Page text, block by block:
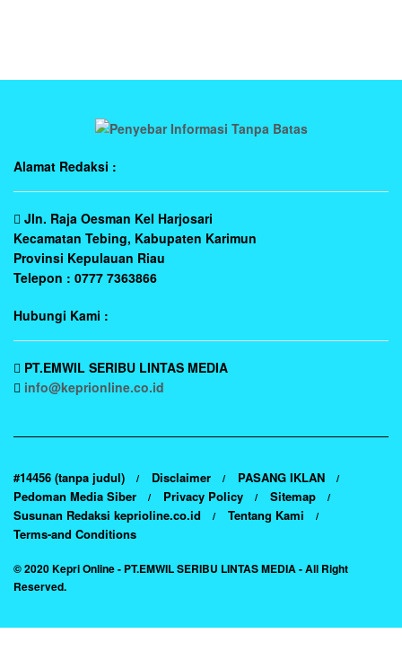
Alamat Redaksi :
Jln. Raja Oesman Kel Harjosari
Kecamatan Tebing, Kabupaten Karimun
Provinsi Kepulauan Riau
Telepon : 0777 7363866
Hubungi Kami :
PT.EMWIL SERIBU LINTAS MEDIA
info@keprionline.co.id
#14456 (tanpa judul) Disclaimer
PASANG IKLAN
Pedoman Media Siber
Privacy Policy
Sitemap
Susunan Redaksi keprioline.co.id
Tentang Kami
Terms-and Conditions
© 2020Kepri Online- PT.EMWIL SERIBU LINTAS MEDIA - All Right
Reserved.